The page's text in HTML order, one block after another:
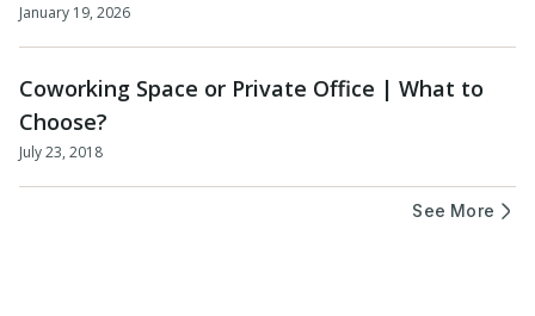
January 19, 2026
Coworking Space or Private Office | What to
Choose?
July 23, 2018
See More